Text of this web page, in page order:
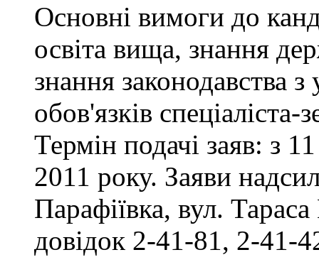
Основні вимоги до
освіта вища, знання
знання законодавства
обов'язків
Термін подачі заяв: з
2011 року. Заяви
Парафіївка, вул.
довідок 2-41-81, 2-41-